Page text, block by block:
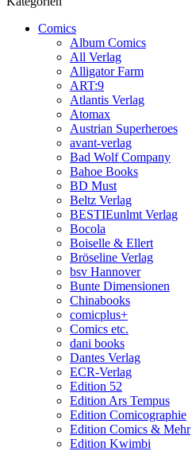
Comics
Album Comics
All Verlag
Alligator Farm
ART:9
Atlantis Verlag
Atomax
Austrian Superheroes
avant-verlag
Bad Wolf Company
Bahoe Books
BD Must
Beltz Verlag
BESTIEunlmt Verlag
Bocola
Boiselle & Ellert
Bröseline Verlag
bsv Hannover
Bunte Dimensionen
Chinabooks
comicplus+
Comics etc.
dani books
Dantes Verlag
ECR-Verlag
Edition 52
Edition Ars Tempus
Edition Comicographie
Edition Comics & Mehr
Edition Kwimbi